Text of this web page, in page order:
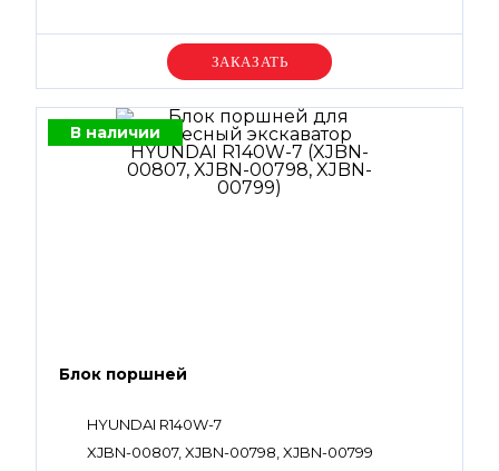
Уточняйте цену
В наличии
Блок поршней
HYUNDAI R140W-7
XJBN-00807, XJBN-00798, XJBN-00799